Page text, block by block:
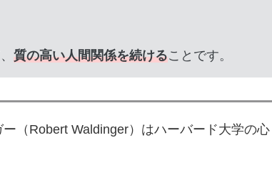
質の高い人間関係を続けることです。
（Robert Waldinger）はハーバード大学の心